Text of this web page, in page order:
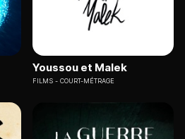
Youssou et Malek
FILMS COURT-MÉTRAGE